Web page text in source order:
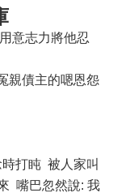
意志力將他忍
親債主的嗯恩怨
打盹 被人家叫
嘴巴忽然說: 我